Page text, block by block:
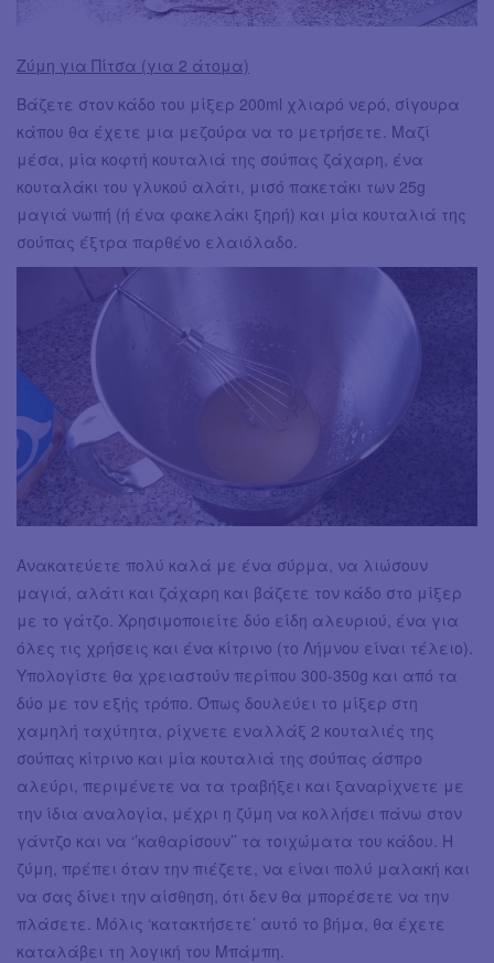
Ζύμη για Πίτσα (για 2 άτομα)
Βάζετε στον κάδο του μίξερ 200ml χλιαρό νερό, σίγουρα
κάπου θα έχετε μια μεζούρα να το μετρήσετε. Μαζί
μέσα, μία κοφτή κουταλιά της σούπας ζάχαρη, ένα
κουταλάκι του γλυκού αλάτι, μισό πακετάκι των 25g
μαγιά νωπή (ή ένα φακελάκι ξηρή) και μία κουταλιά της
σούπας έξτρα παρθένο ελαιόλαδο.
Ανακατεύετε πολύ καλά με ένα σύρμα, να λιώσουν
μαγιά, αλάτι και ζάχαρη και βάζετε τον κάδο στο μίξερ
με το γάτζο. Χρησιμοποιείτε δύο είδη αλευριού, ένα για
όλες τις χρήσεις και ένα κίτρινο (το Λήμνου είναι τέλειο).
Υπολογίστε θα χρειαστούν περίπου 300-350g και από τα
δύο με τον εξής τρόπο. Όπως δουλεύει το μίξερ στη
χαμηλή ταχύτητα, ρίχνετε εναλλάξ 2 κουταλιές της
σούπας κίτρινο και μία κουταλιά της σούπας άσπρο
αλεύρι, περιμένετε να τα τραβήξει και ξαναρίχνετε με
την ίδια αναλογία, μέχρι η ζύμη να κολλήσει πάνω στον
γάντζο και να ‘’καθαρίσουν’’ τα τοιχώματα του κάδου. Η
ζύμη, πρέπει όταν την πιέζετε, να είναι πολύ μαλακή και
να σας δίνει την αίσθηση, ότι δεν θα μπορέσετε να την
πλάσετε. Μόλις ‘κατακτήσετε’ αυτό το βήμα, θα έχετε
καταλάβει τη λογική του Μπάμπη.